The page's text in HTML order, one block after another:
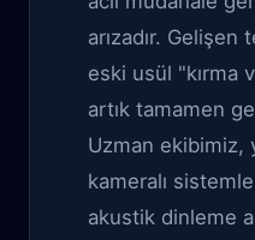
arızadır.
eski usül "kırma
artık tamamen
Uzman ekibimiz,
kameralı
akustik dinleme